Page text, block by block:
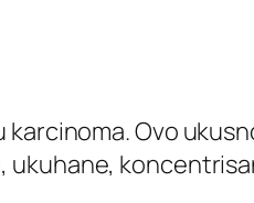
karcinoma. Ovo
ukuhane,